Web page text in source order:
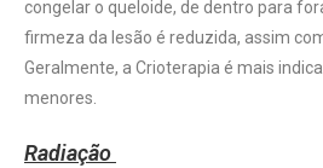
congelar o queloide, de dentro para
firmeza da lesão é reduzida, assim
Geralmente, a Crioterapia é mais
menores.
Radiação